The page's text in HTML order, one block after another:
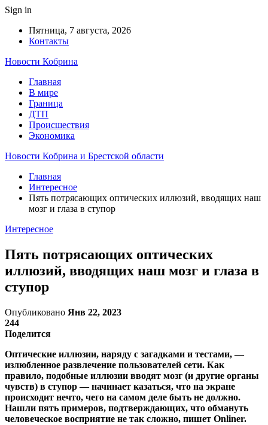
Sign in
Пятница, 7 августа, 2026
Контакты
Новости Кобрина
Главная
В мире
Граница
ДТП
Происшествия
Экономика
Новости Кобрина и Брестской области
Главная
Интересное
Пять потрясающих оптических иллюзий, вводящих наш
мозг и глаза в ступор
Интересное
Пять потрясающих оптических
иллюзий, вводящих наш мозг и глаза в
ступор
Опубликовано Янв 22, 2023
244
Поделится
Оптические иллюзии, наряду с загадками и тестами, —
излюбленное развлечение пользователей сети. Как
правило, подобные иллюзии вводят мозг (и другие органы
чувств) в ступор — начинает казаться, что на экране
происходит нечто, чего на самом деле быть не должно.
Нашли пять примеров, подтверждающих, что обмануть
человеческое восприятие не так сложно, пишет Onliner.